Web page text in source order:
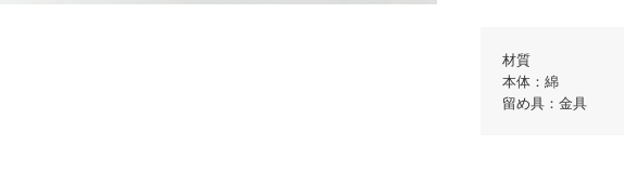
材質
本体：綿
留め具：金具